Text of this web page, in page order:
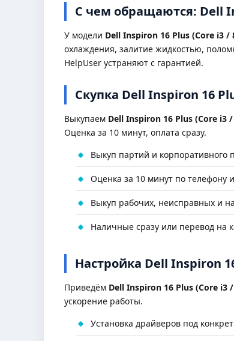
С чем обращаются: Dell
У модели Dell Inspiron 16 Plus (Core i3 /
охлаждения, залитие жидкостью,
HelpUser устраняют с гарантией.
Скупка Dell Inspiron 16
Выкупаем Dell Inspiron 16 Plus (Core i3 /
Оценка за 10 минут, оплата сразу.
Выкуп партий и корпоративного
Оценка за 10 минут по телефону
Выкуп рабочих, неисправных и
Наличные сразу или перевод на
Настройка Dell Inspiron
Приведём Dell Inspiron 16 Plus (Core i3 /
ускорение работы.
Установка драйверов под